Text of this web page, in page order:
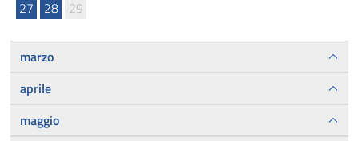
27
28 29
marzo
aprile
maggio